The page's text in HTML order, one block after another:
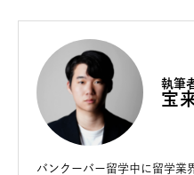
執筆
宝
バンクーバー留学中に留学業